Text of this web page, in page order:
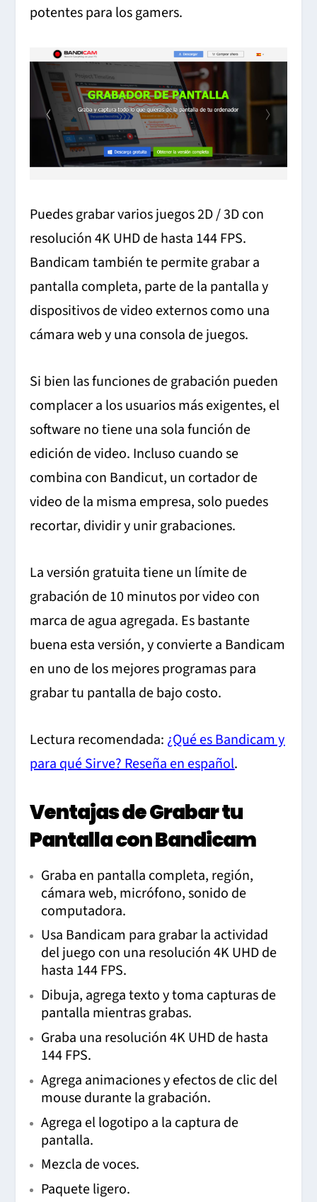
potentes para los gamers.
Puedes grabar varios juegos 2D / 3D con
resolución 4K UHD de hasta 144 FPS.
Bandicam también te permite grabar a
pantalla completa, parte de la pantalla y
dispositivos de video externos como una
cámara web y una consola de juegos.
Si bien las funciones de grabación pueden
complacer a los usuarios más exigentes, el
software no tiene una sola función de
edición de video. Incluso cuando se
combina con Bandicut, un cortador de
video de la misma empresa, solo puedes
recortar, dividir y unir grabaciones.
La versión gratuita tiene un límite de
grabación de 10 minutos por video con
marca de agua agregada. Es bastante
buena esta versión, y convierte a Bandicam
en uno de los mejores programas para
grabar tu pantalla de bajo costo.
Lectura recomendada: ¿Qué es Bandicam y
para qué Sirve? Reseña en español.
Ventajas de Grabar tu
Pantalla con Bandicam
Graba en pantalla completa, región,
cámara web, micrófono, sonido de
computadora.
Usa Bandicam para grabar la actividad
del juego con una resolución 4K UHD de
hasta 144 FPS.
Dibuja, agrega texto y toma capturas de
pantalla mientras grabas.
Graba una resolución 4K UHD de hasta
144 FPS.
Agrega animaciones y efectos de clic del
mouse durante la grabación.
Agrega el logotipo a la captura de
pantalla.
Mezcla de voces.
Paquete ligero.